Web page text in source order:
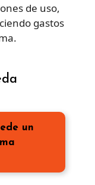
de uso,
gastos
un